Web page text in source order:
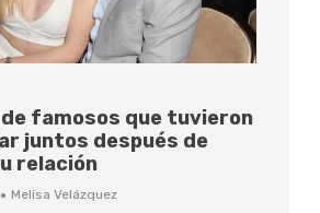
de famosos que tuvieron
juntos después de
relación
· Melisa Velázquez